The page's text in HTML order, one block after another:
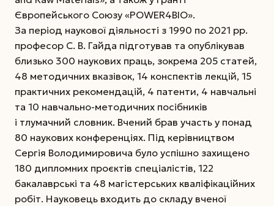
Європейського Союзу «POWER4BIO».
За період наукової діяльності з 1990 по 2021 рр.
професор С. В. Гайда підготував та опублікував
близько 300 наукових праць, зокрема 205 статей,
48 методичних вказівок, 14 конспектів лекцій, 15
практичних рекомендацій, 4 патенти, 4 навчальні
та 10 навчально-методичних посібників
і тлумачний словник. Вчений брав участь у понад
80 наукових конференціях. Під керівництвом
Сергія Володимировича було успішно захищено
180 дипломних проєктів спеціалістів, 122
бакалаврські та 48 магістерських кваліфікаційних
робіт. Науковець входить до складу вченої